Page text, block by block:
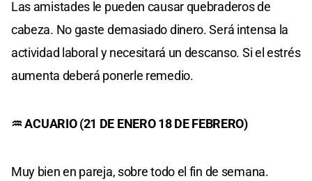
Las amistades le pueden causar quebraderos de
cabeza. No gaste demasiado dinero. Será intensa la
actividad laboral y necesitará un descanso. Si el estrés
aumenta deberá ponerle remedio.
♒ ACUARIO (21 DE ENERO 18 DE FEBRERO)
Muy bien en pareja, sobre todo el fin de semana.